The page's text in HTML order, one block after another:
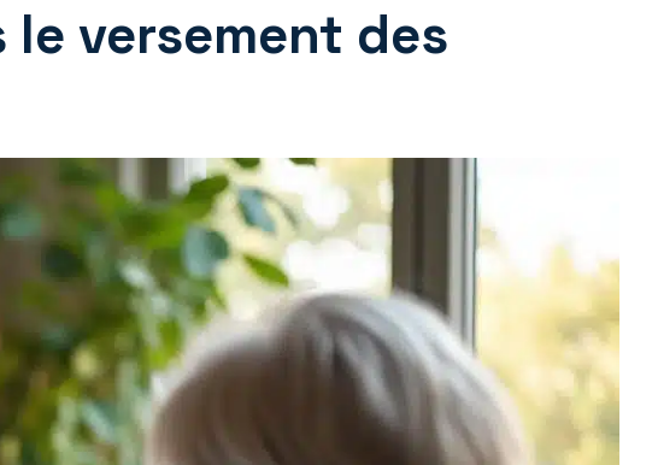
le versement des